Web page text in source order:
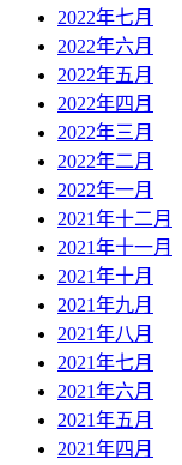
2022年七月
2022年六月
2022年五月
2022年四月
2022年三月
2022年二月
2022年一月
2021年十二月
2021年十一月
2021年十月
2021年九月
2021年八月
2021年七月
2021年六月
2021年五月
2021年四月